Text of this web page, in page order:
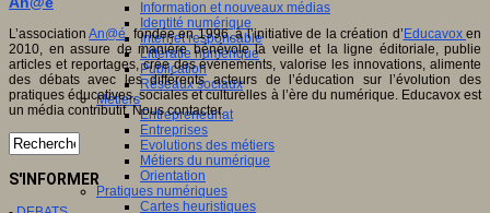
Information et nouveaux médias
Identité numérique
Internet responsable
Littératie numérique
Publication
Réseaux sociaux
Métiers
Entrepreneuriat
Entreprises
Evolutions des métiers
Métiers du numérique
Orientation
Pratiques numériques
Cartes heuristiques
L’associationAn@é, fondée en 1996, à l’initiative de la création d’ Educavoxen
2010, en assure de manière bénévole la veille et la ligne éditoriale, publie
articles et reportages, crée des événements, valorise les innovations, alimente
des débats avec les différents acteurs de l’éducation sur l’évolution des
pratiques éducatives, sociales et culturelles à l’ère du numérique. Educavox est
un média contributif. Nous contacter.
S'INFORMER